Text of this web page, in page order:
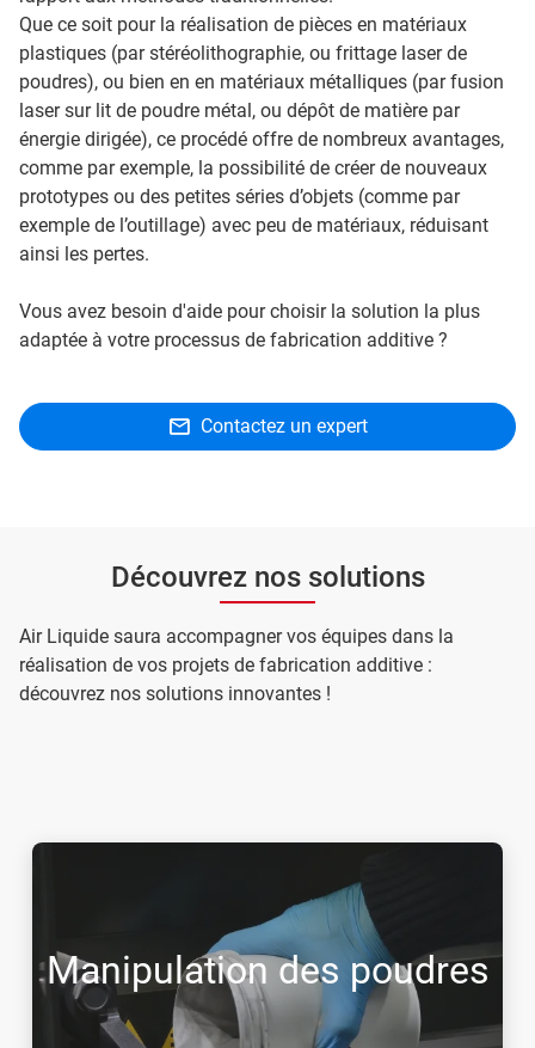
Que ce soit pour la réalisation de pièces en matériaux
plastiques (par stéréolithographie, ou frittage laser de
poudres), ou bien en en matériaux métalliques (par fusion
laser sur lit de poudre métal, ou dépôt de matière par
énergie dirigée), ce procédé offre de nombreux avantages,
comme par exemple, la possibilité de créer de nouveaux
prototypes ou des petites séries d’objets (comme par
exemple de l’outillage) avec peu de matériaux, réduisant
ainsi les pertes.
Vous avez besoin d'aide pour choisir la solution la plus
adaptée à votre processus de fabrication additive ?
Contactez un expert
Découvrez nos solutions
Air Liquide saura accompagner vos équipes dans la
réalisation de vos projets de fabrication additive :
découvrez nos solutions innovantes !
Manipulation des poudres